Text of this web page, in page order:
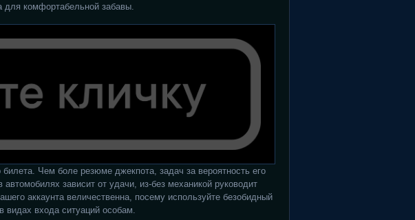
комфортабельной забавы.
Чем боле резюме джекпота, задач за вероятность его
зависит от удачи, из-без механикой руководит
аккаунта величественна, посему используйте безобидный
видах входа ситуаций особам.